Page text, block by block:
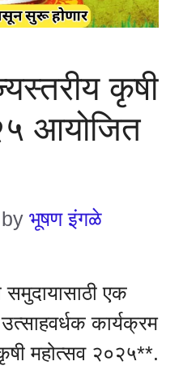
कृषी
आयोजित
by भूषण इंगळे
समुदायासाठी एक
कार्यक्रम
महोत्सव २०२५**.